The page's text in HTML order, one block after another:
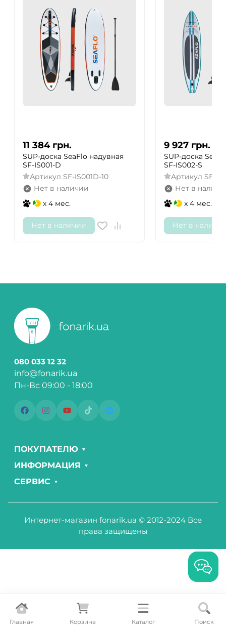
Главная Корзина Каталог Поиск
11 384 грн.
SUP-доска SeaFlo надувная
SF-IS001-D
Артикул SF-IS001D-10
Нет в наличии
x 4 мес.
Нет в наличии
9 927 грн.
SUP-доска
SF-IS002-S
Артикул SF-
Нет в
x 4 мес.
Нет в
080 033 12 32
info@fonarik.ua
Пн-Вс 09:00 - 18:00
ПОКУПАТЕЛЮ
ИНФОРМАЦИЯ
СЕРВИС
Интернет-магазин fonarik.ua © 2012-2024 Все
права защищены